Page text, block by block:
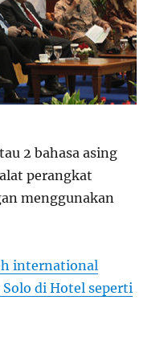
2 bahasa asing
perangkat
menggunakan
international
di Hotel seperti